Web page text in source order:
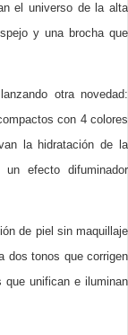
el universo de la alta
y una brocha que
otra novedad:
con 4 colores
la hidratación de la
efecto difuminador
de piel sin maquillaje
dos tonos que corrigen
que unifican e iluminan